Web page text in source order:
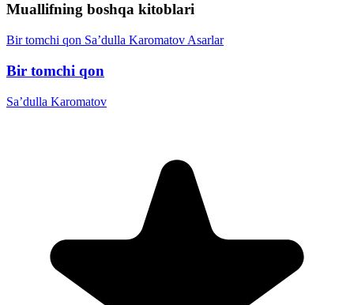
Muallifning boshqa kitoblari
Bir tomchi qon Sa’dulla Karomatov Asarlar
Bir tomchi qon
Sa’dulla Karomatov